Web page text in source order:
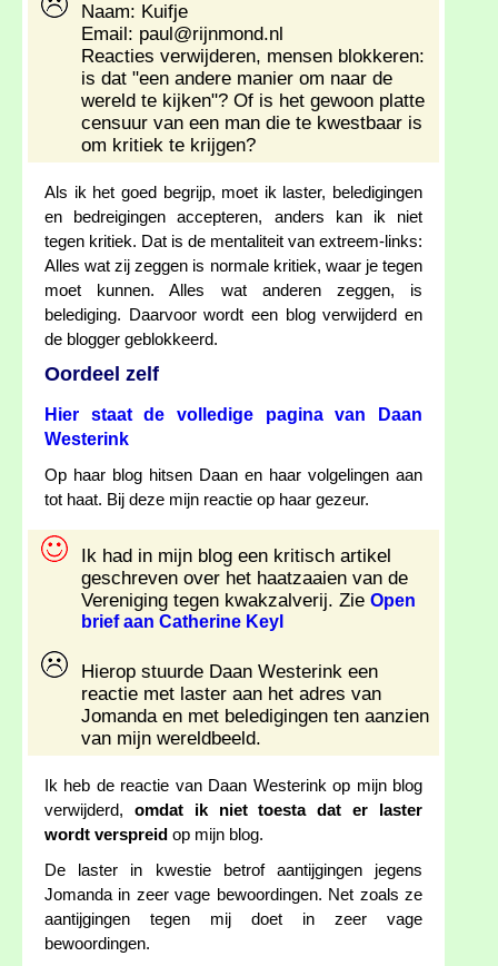
Naam: Kuifje
Email: paul@rijnmond.nl
Reacties verwijderen, mensen blokkeren:
is dat "een andere manier om naar de
wereld te kijken"? Of is het gewoon platte
censuur van een man die te kwestbaar is
om kritiek te krijgen?
Als ik het goed begrijp, moet ik laster, beledigingen
en bedreigingen accepteren, anders kan ik niet
tegen kritiek. Dat is de mentaliteit van extreem-links:
Alles wat zij zeggen is normale kritiek, waar je tegen
moet kunnen. Alles wat anderen zeggen, is
belediging. Daarvoor wordt een blog verwijderd en
de blogger geblokkeerd.
Oordeel zelf
Hier staat de volledige pagina van Daan
Westerink
Op haar blog hitsen Daan en haar volgelingen aan
tot haat. Bij deze mijn reactie op haar gezeur.
Ik had in mijn blog een kritisch artikel
geschreven over het haatzaaien van de
Vereniging tegen kwakzalverij. Zie Open
brief aan Catherine Keyl
Hierop stuurde Daan Westerink een
reactie met laster aan het adres van
Jomanda en met beledigingen ten aanzien
van mijn wereldbeeld.
Ik heb de reactie van Daan Westerink op mijn blog
verwijderd, omdat ik niet toesta dat er laster
wordt verspreid op mijn blog.
De laster in kwestie betrof aantijgingen jegens
Jomanda in zeer vage bewoordingen. Net zoals ze
aantijgingen tegen mij doet in zeer vage
bewoordingen.